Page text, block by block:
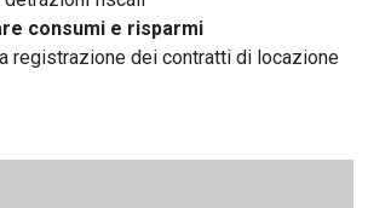
consumi e risparmi
registrazione dei contratti di locazione